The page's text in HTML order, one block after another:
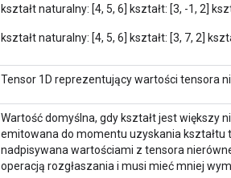
kształt naturalny: [4, 5, 6] kształt: [3, -1, 2]
kształt naturalny: [4, 5, 6] kształt: [3, 7, 2]
Tensor 1D reprezentujący wartości tensora
Wartość domyślna, gdy kształt jest większy
emitowana do momentu uzyskania kształtu
nadpisywana wartościami z tensora
operacją rozgłaszania i musi mieć mniej